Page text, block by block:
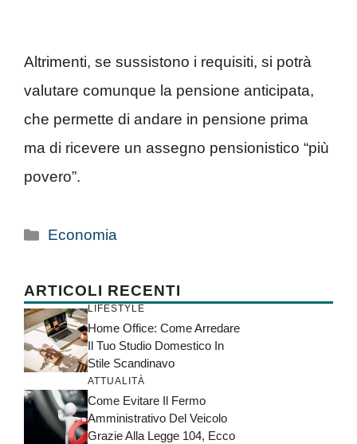
Altrimenti, se sussistono i requisiti, si potrà
valutare comunque la pensione anticipata,
che permette di andare in pensione prima
ma di ricevere un assegno pensionistico “più
povero”.
Categorie
Economia
ARTICOLI RECENTI
LIFESTYLE
Home Office: Come Arredare
Il Tuo Studio Domestico In
Stile Scandinavo
ATTUALITÀ
Come Evitare Il Fermo
Amministrativo Del Veicolo
Grazie Alla Legge 104, Ecco